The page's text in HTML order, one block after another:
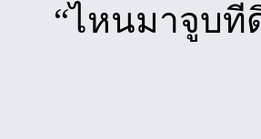
“ไหนมาจูบที